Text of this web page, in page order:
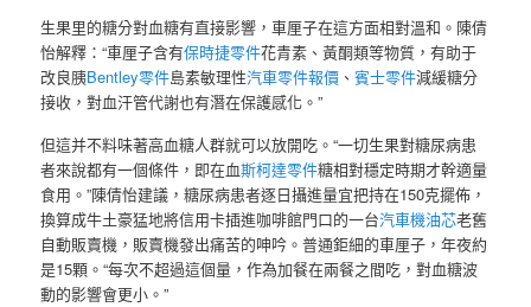
生果里的糖分對血糖有直接影響，車厘子在這方面相對溫和。陳倩
怡解釋：“車厘子含有保時捷零件花青素、黃酮類等物質，有助于
改良胰Bentley零件島素敏理性汽車零件報價 、賓士零件減緩糖分
接收，對血汗管代謝也有潛在保護感化。”
但這并不料味著高血糖人群就可以放開吃。“一切生果對糖尿病患
者來說都有一個條件，即在血斯柯達零件糖相對穩定時期才幹適量
食用。”陳倩怡建議，糖尿病患者逐日攝進量宜把持在150克擺佈，
換算成牛土豪猛地將信用卡插進咖啡館門口的一台汽車機油芯老舊
自動販賣機，販賣機發出痛苦的呻吟。普通鉅細的車厘子，年夜約
是15顆。“每次不超過這個量，作為加餐在兩餐之間吃，對血糖波
動的影響會更小。”